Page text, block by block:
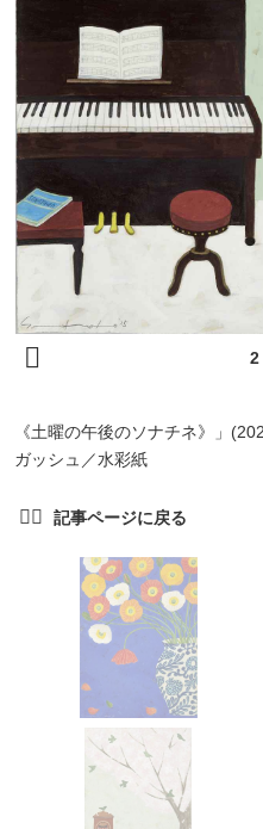
《土曜の午後のソナチネ》」
ガッシュ／水彩紙